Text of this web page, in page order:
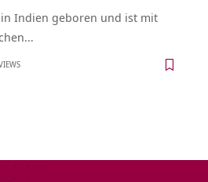
in Indien geboren und ist mit